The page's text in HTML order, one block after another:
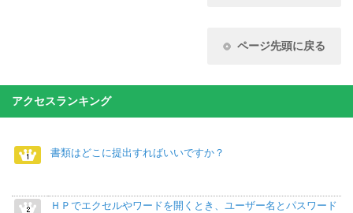
ページ先頭に戻る
アクセスランキング
書類はどこに提出すればいいですか？
ＨＰでエクセルやワードを開くとき、ユーザー名とパスワード